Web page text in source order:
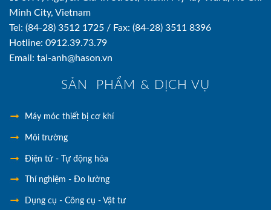
Minh City, Vietnam
Tel: (84-28) 3512 1725 / Fax: (84-28) 3511 8396
Hotline: 0912.39.73.79
Email: tai-anh@hason.vn
SẢN PHẨM & DỊCH VỤ
Máy móc thiết bị cơ khí
Môi trường
Điện tử - Tự động hóa
Thí nghiệm - Đo lường
Dụng cụ - Công cụ - Vật tư